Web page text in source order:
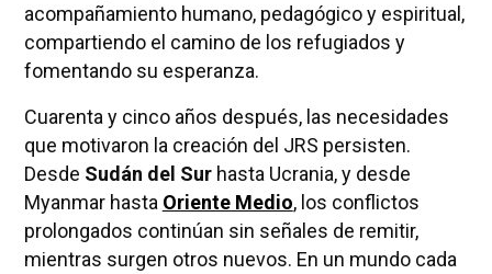
acompañamiento humano, pedagógico y espiritual,
compartiendo el camino de los refugiados y
fomentando su esperanza.
Cuarenta y cinco años después, las necesidades
que motivaron la creación del JRS persisten.
Desde Sudán del Surhasta Ucrania, y desde
Myanmar hasta Oriente Medio, los conflictos
prolongados continúan sin señales de remitir,
mientras surgen otros nuevos. En un mundo cada